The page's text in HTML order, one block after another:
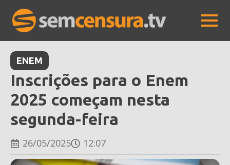
ENEM
Inscrições para o Enem
2025 começam nesta
segunda-feira
26/05/2025 12:07